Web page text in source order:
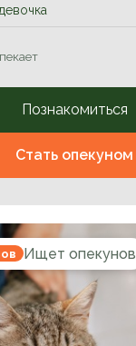
Познакомиться
Стать опекуном
Ищет опекунов